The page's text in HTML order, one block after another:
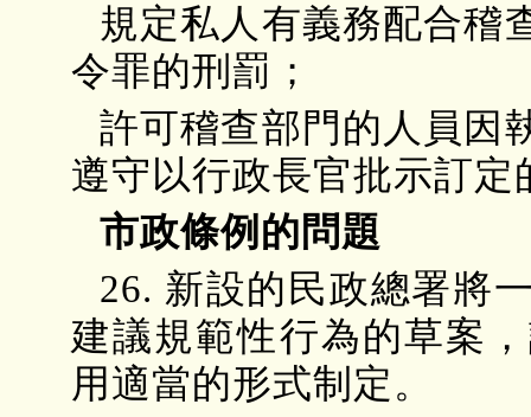
規定私人有義務配合稽
令罪的刑罰；
許可稽查部門的人員因
遵守以行政長官批示訂定
市政條例的問題
26. 新設的民政總署將
建議規範性行為的草案
用適當的形式制定。